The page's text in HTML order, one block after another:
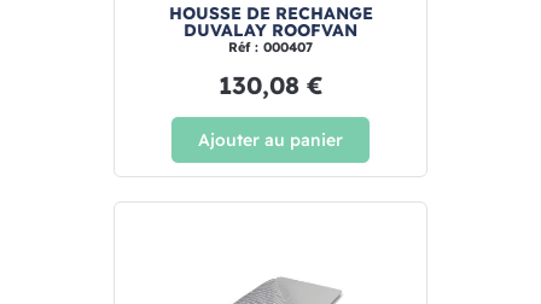
HOUSSE DE RECHANGE
DUVALAY ROOFVAN
Réf : 000407
130,08 €
Ajouter au panier